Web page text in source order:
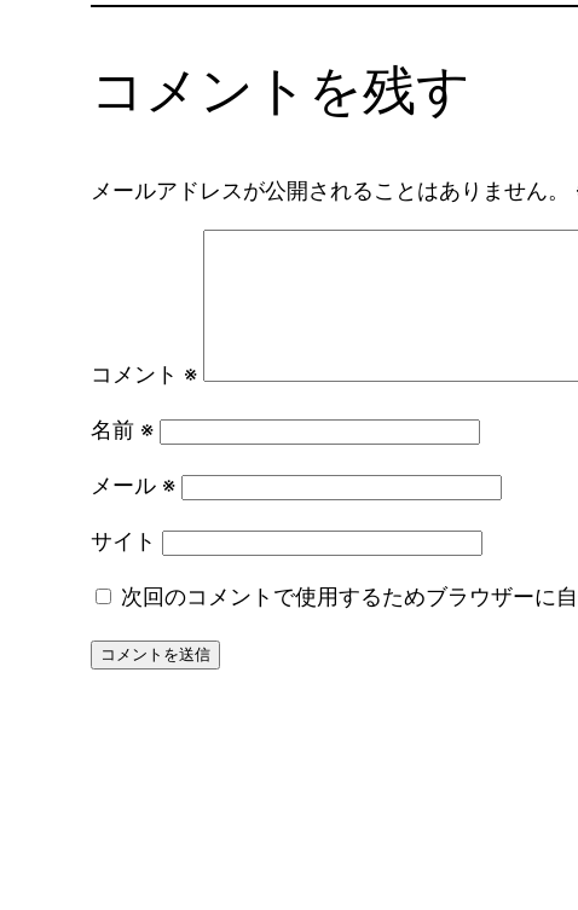
コメントを残す
メールアドレスが公開されることはありません。
コメント ※
名前 ※
メール ※
サイト
次回のコメントで使用するためブラウザーに